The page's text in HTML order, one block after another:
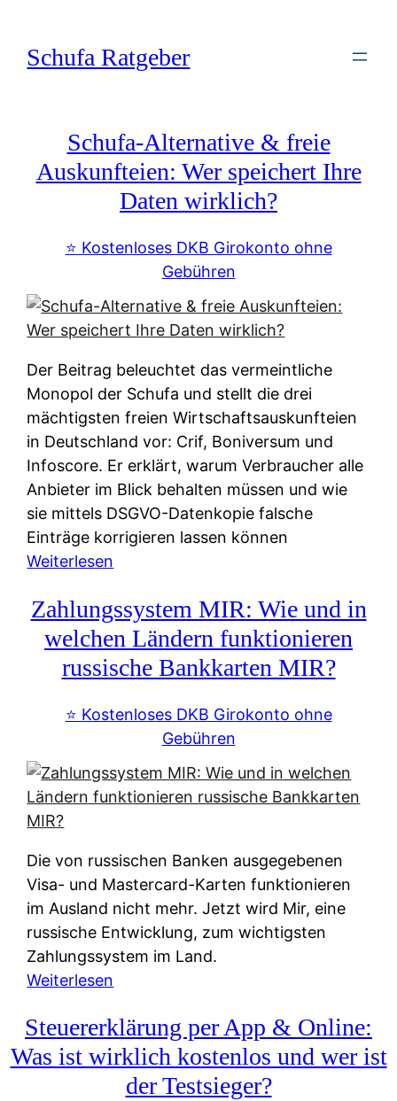
springen
Schufa Ratgeber
Schufa-Alternative & freie
Auskunfteien: Wer speichert Ihre
Daten wirklich?
⭐️ Kostenloses DKB Girokonto ohne
Gebühren
Der Beitrag beleuchtet das vermeintliche
Monopol der Schufa und stellt die drei
mächtigsten freien Wirtschaftsauskunfteien
in Deutschland vor: Crif, Boniversum und
Infoscore. Er erklärt, warum Verbraucher alle
Anbieter im Blick behalten müssen und wie
sie mittels DSGVO-Datenkopie falsche
Einträge korrigieren lassen können
Weiterlesen
c
h
u
f
-
l
t
n
a
t
i
v
e
&
f
r
Zahlungssystem MIR: Wie und in
welchen Ländern funktionieren
russische Bankkarten MIR?
⭐️ Kostenloses DKB Girokonto ohne
Gebühren
Die von russischen Banken ausgegebenen
Visa- und Mastercard-Karten funktionieren
im Ausland nicht mehr. Jetzt wird Mir, eine
russische Entwicklung, zum wichtigsten
Zahlungssystem im Land.
Weiterlesen
a
h
Steuererklärung per App & Online:
Was ist wirklich kostenlos und wer ist
der Testsieger?